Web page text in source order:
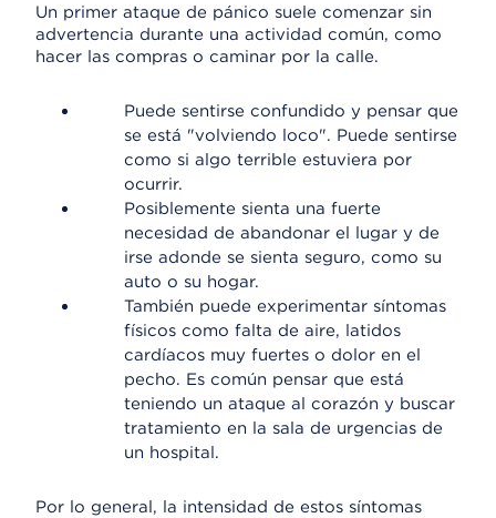
Un primer ataque de pánico suele comenzar sin
advertencia durante una actividad común, como
hacer las compras o caminar por la calle.
Puede sentirse confundido y pensar que
se está "volviendo loco". Puede sentirse
como si algo terrible estuviera por
ocurrir.
Posiblemente sienta una fuerte
necesidad de abandonar el lugar y de
irse adonde se sienta seguro, como su
auto o su hogar.
También puede experimentar síntomas
físicos como falta de aire, latidos
cardíacos muy fuertes o dolor en el
pecho. Es común pensar que está
teniendo un ataque al corazón y buscar
tratamiento en la sala de urgencias de
un hospital.
Por lo general, la intensidad de estos síntomas